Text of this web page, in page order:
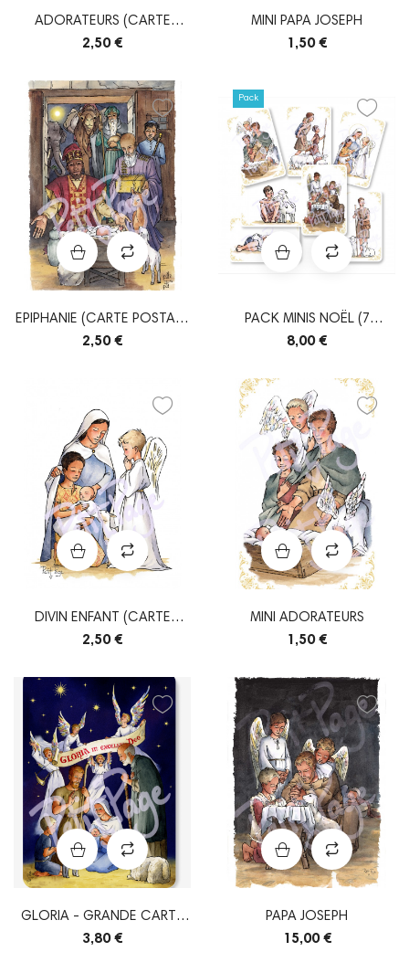
ADORATEURS (CARTE
POSTALE SIMPLE)
2,50 €
MINI PAPA JOSEPH
1,50 €
EPIPHANIE (CARTE POSTALE
SIMPLE)
2,50 €
Pack
PACK MINIS NOËL (7
MODÈLES)
8,00 €
DIVIN ENFANT (CARTE
POSTALE SIMPLE)
2,50 €
MINI ADORATEURS
1,50 €
GLORIA - GRANDE CARTE
A5
3,80 €
PAPA JOSEPH
15,00 €